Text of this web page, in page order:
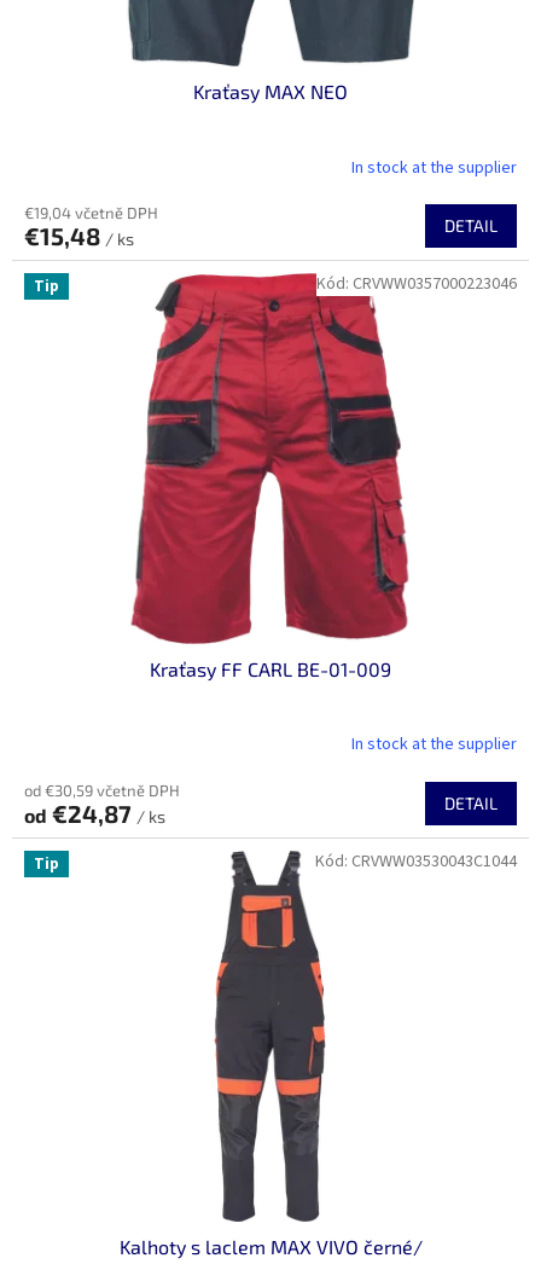
Kraťasy MAX NEO
In stock at the supplier
€19,04 včetně DPH
€15,48 / ks
DETAIL
Tip
Kraťasy FF CARL BE-01-009
In stock at the supplier
od €30,59 včetně DPH
od €24,87 / ks
DETAIL
Kód: CRVWW0357000223046
Tip
Kalhoty s laclem MAX VIVO černé/
Kód: CRVWW03530043C1044